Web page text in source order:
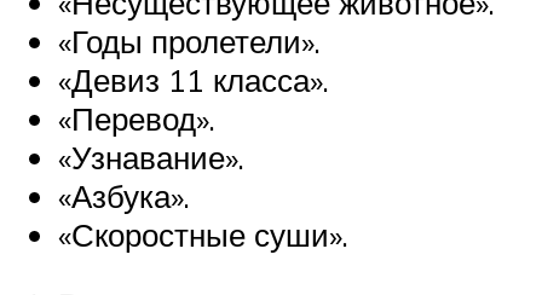
«Годы пролетели».
«Девиз 11 класса».
«Перевод».
«Узнавание».
«Азбука».
«Скоростные суши».